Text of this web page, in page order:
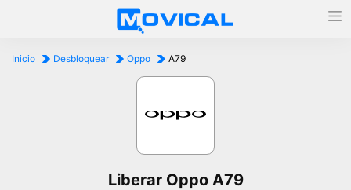
Inicio Desbloquear Oppo A79
Liberar Oppo A79